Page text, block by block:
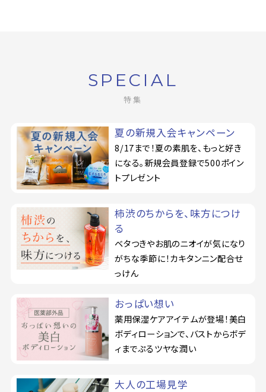
SPECIAL
特集
夏の新規入会キャンペーン
8/17まで！夏の素肌を、もっと好き
になる。新規会員登録で500ポイン
トプレゼント
柿渋のちからを、味方につけ
る
ベタつきやお肌のニオイが気になり
がちな季節に！カキタンニン配合せ
っけん
おっぱい想い
薬用保湿ケアアイテムが登場！美白
ボディローションで、バストからボデ
ィまでぷるツヤな潤い
大人の工場見学